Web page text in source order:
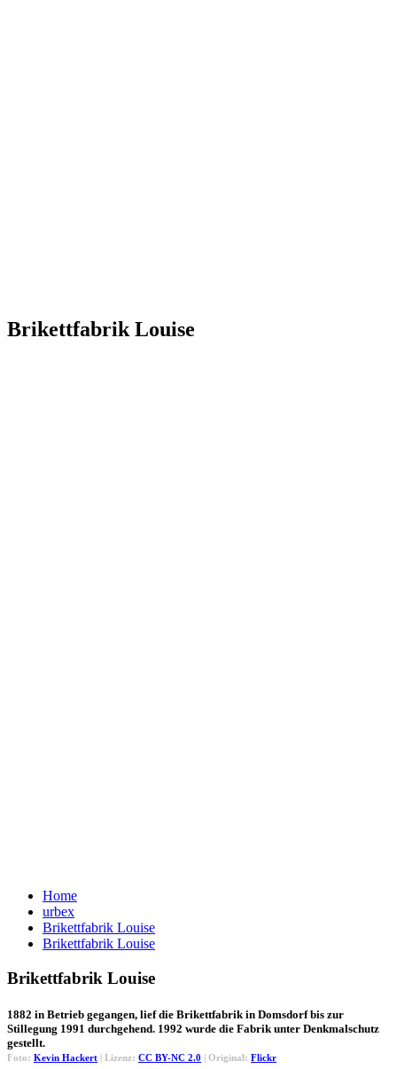
Brikettfabrik Louise
Home
urbex
Brikettfabrik Louise
Brikettfabrik Louise
Brikettfabrik Louise
1882 in Betrieb gegangen, lief die Brikettfabrik in Domsdorf bis zur
Stillegung 1991 durchgehend. 1992 wurde die Fabrik unter Denkmalschutz
gestellt.
Foto: Kevin Hackert | Lizenz: CC BY-NC 2.0 | Original: Flickr